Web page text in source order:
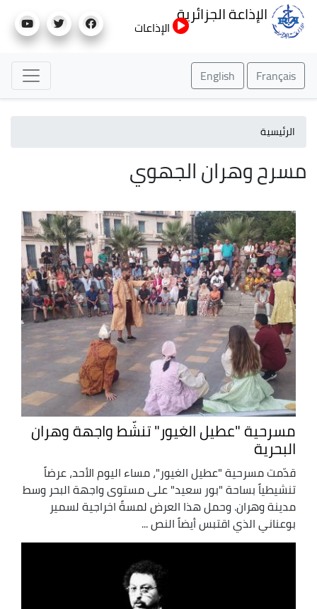
إلى
الإذاعة الجزائرية
الإذاعات
Français
English
الرئيسية
مسرح وهران الجهوي
مسرحية "عطيل الغيور" تنشّط واجهة وهران
البحرية
قدّمت مسرحية "عطيل الغيور"، مساء اليوم الأحد، عرضاً
تنشيطياً بساحة "بور سعيد" على مستوى واجهة البحر وسط
مدينة وهران. وحمل هذا العرض لمسةً اخراجية لسمير
بوعناني الذي اقتبس أيضاً النص ...